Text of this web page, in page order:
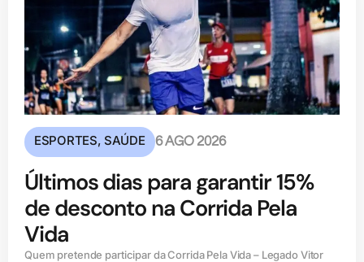
ESPORTES,SAÚDE 6 AGO 2026
Últimos dias para garantir 15%
de desconto na Corrida Pela
Vida
Quem pretende participar da Corrida Pela Vida – Legado Vitor